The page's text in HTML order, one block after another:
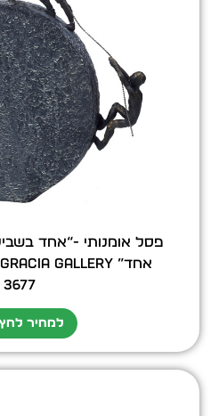
פסל אומנותי -“אחד
3677
למחיר